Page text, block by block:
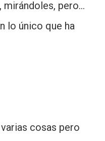
pero...
lo único que ha
cosas pero